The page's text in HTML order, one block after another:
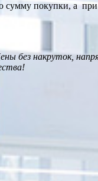
покупки, а при
без накруток,